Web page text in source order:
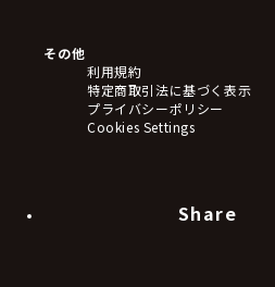
ステッカー・シール・カード
タペストリー・ポスター
アームサポーター
ブレードホルダー
食品・飲料品
その他
利用規約
特定商取引法に基づく表示
プライバシーポリシー
Cookies Settings
Share